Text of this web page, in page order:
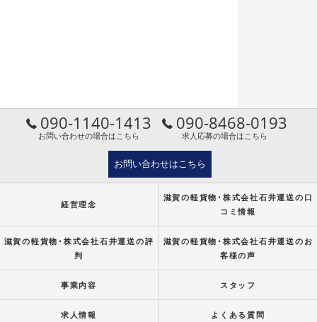
090-1140-1413
お問い合わせの場合はこちら
090-8468-0193
求人応募の場合はこちら
お問い合わせはこちら
経営理念
滋賀の軽貨物･株式会社石井運送の口
コミ情報
滋賀の軽貨物･株式会社石井運送の評
判
滋賀の軽貨物･株式会社石井運送のお
客様の声
事業内容 スタッフ
求人情報 よくある質問